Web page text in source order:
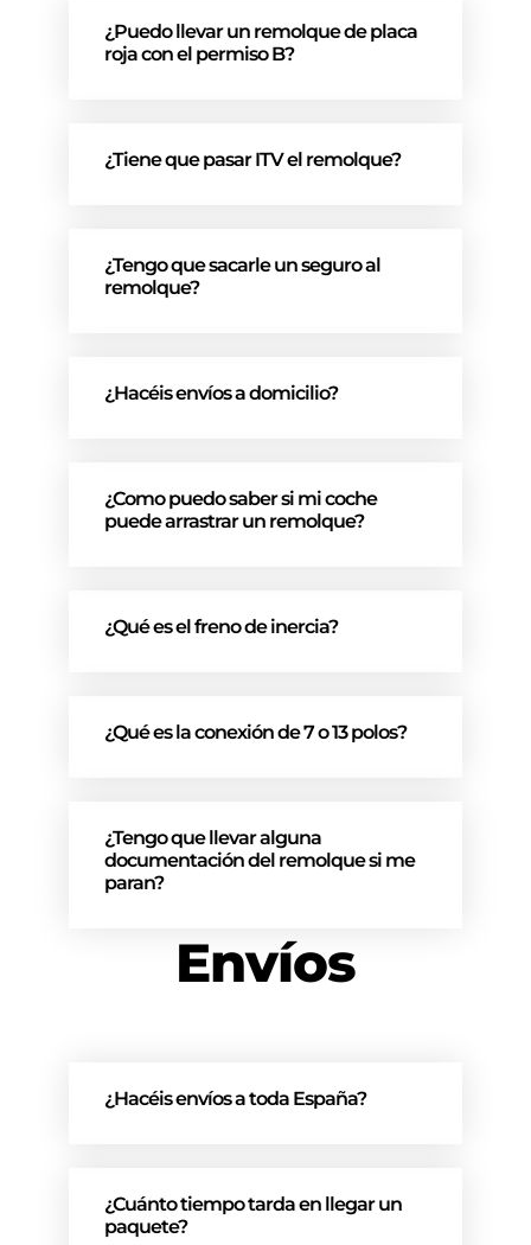
¿Puedo llevar un remolque de placa
roja con el permiso B?
¿Tiene que pasar ITV el remolque?
¿Tengo que sacarle un seguro al
remolque?
¿Hacéis envíos a domicilio?
¿Como puedo saber si mi coche
puede arrastrar un remolque?
¿Qué es el freno de inercia?
¿Qué es la conexión de 7 o 13 polos?
¿Tengo que llevar alguna
documentación del remolque si me
paran?
Envíos
¿Hacéis envíos a toda España?
¿Cuánto tiempo tarda en llegar un
paquete?